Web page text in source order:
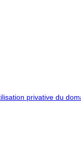
privative du